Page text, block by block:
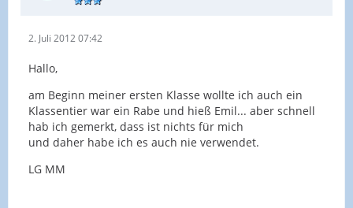
2. Juli 2012 07:42
Hallo,
am Beginn meiner ersten Klasse wollte ich auch ein
Klassentier war ein Rabe und hieß Emil... aber schnell
hab ich gemerkt, dass ist nichts für mich
und daher habe ich es auch nie verwendet.
LG MM